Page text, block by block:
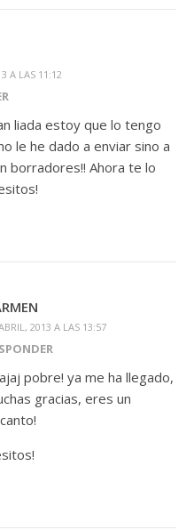
A LAS 11:12
liada estoy que lo tengo
le he dado a enviar sino a
borradores!! Ahora te lo
2013 A LAS 13:57
pobre! ya me ha llegado,
gracias, eres un